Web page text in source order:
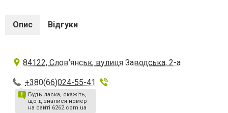
Опис Відгуки
84122, Слов'янськ, вулиця Заводська, 2-а
+380(66)024-55-41
Будь ласка, скажіть,
що дізналися номер
на сайті 6262.com.ua